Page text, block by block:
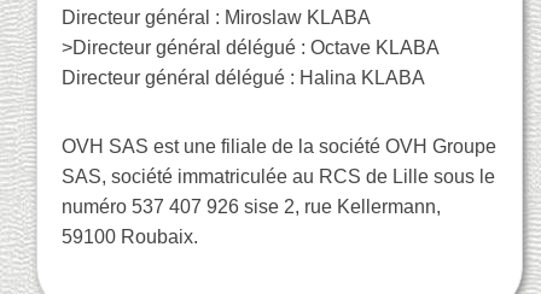
Directeur général : Miroslaw KLABA
>Directeur général délégué : Octave KLABA
Directeur général délégué : Halina KLABA
OVH SAS est une filiale de la société OVH Groupe
SAS, société immatriculée au RCS de Lille sous le
numéro 537 407 926 sise 2, rue Kellermann,
59100 Roubaix.